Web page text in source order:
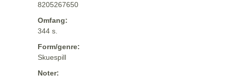
8205267650
Omfang:
344 s.
Form/genre:
Skuespill
Noter: